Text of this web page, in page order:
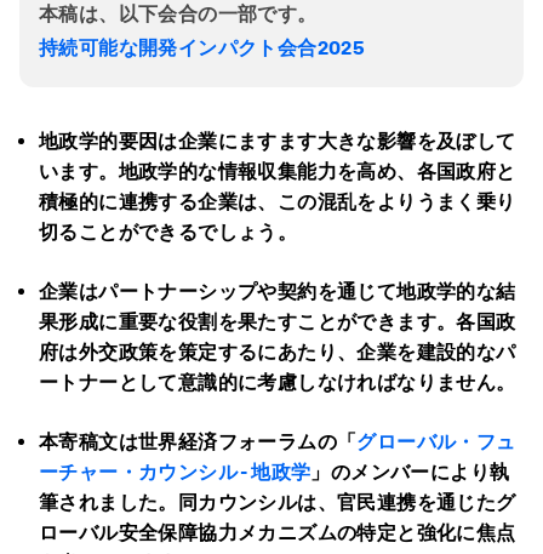
本稿は、以下会合の一部です。
持続可能な開発インパクト会合2025
地政学的要因は企業にますます大きな影響を及ぼして
います。地政学的な情報収集能力を高め、各国政府と
積極的に連携する企業は、この混乱をよりうまく乗り
切ることができるでしょう。
企業はパートナーシップや契約を通じて地政学的な結
果形成に重要な役割を果たすことができます。各国政
府は外交政策を策定するにあたり、企業を建設的なパ
ートナーとして意識的に考慮しなければなりません。
本寄稿文は世界経済フォーラムの「グローバル・フュ
ーチャー・カウンシル -地政学 」のメンバーにより執
筆されました。同カウンシルは、官民連携を通じたグ
ローバル安全保障協力メカニズムの特定と強化に焦点